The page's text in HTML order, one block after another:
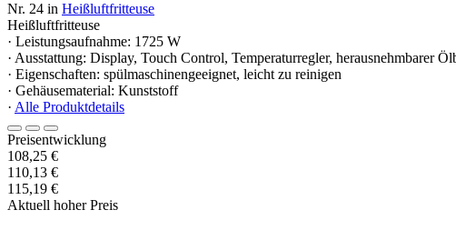
Nr. 24 in Heißluftfritteuse
Heißluftfritteuse
· Leistungsaufnahme: 1725 W
· Ausstattung: Display, Touch Control, Temperaturregler, herausnehmbarer
· Eigenschaften: spülmaschinengeeignet, leicht zu reinigen
· Gehäusematerial: Kunststoff
· Alle Produktdetails
Preisentwicklung
108,25 €
110,13 €
115,19 €
Aktuell hoher Preis